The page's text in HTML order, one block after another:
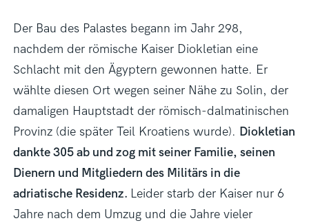
Der Bau des Palastes begann im Jahr 298,
nachdem der römische Kaiser Diokletian eine
Schlacht mit den Ägyptern gewonnen hatte. Er
wählte diesen Ort wegen seiner Nähe zu Solin, der
damaligen Hauptstadt der römisch-dalmatinischen
Provinz (die später Teil Kroatiens wurde). Diokletian
dankte 305 ab und zog mit seiner Familie, seinen
Dienern und Mitgliedern des Militärs in die
adriatische Residenz.
Leider starb der Kaiser nur 6
Jahre nach dem Umzug und die Jahre vieler